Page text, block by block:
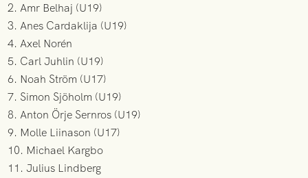
2. Amr Belhaj (U19)
3. Anes Cardaklija (U19)
4. Axel Norén
5. Carl Juhlin (U19)
6. Noah Ström (U17)
7. Simon Sjöholm (U19)
8. Anton Örje Sernros (U19)
9. Molle Liinason (U17)
10. Michael Kargbo
11. Julius Lindberg